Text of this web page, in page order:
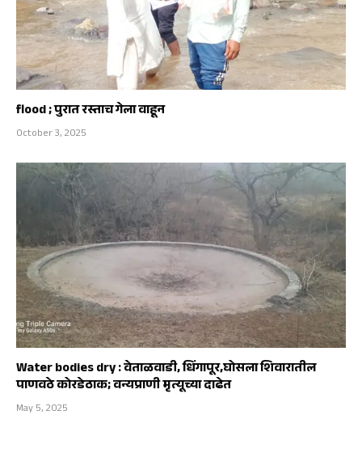
flood ; पुरात रस्ताच गेला वाहून
October 3, 2025
Water bodies dry : वेताळवाडी, धिंगापूर,घोसला शिवारातील
पाणवठे कोरडेठाक; वन्यप्राणी मृत्यूच्या दाढेत
May 5, 2025